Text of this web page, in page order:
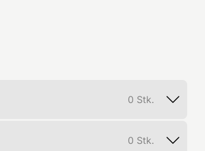
0 Stk.
0 Stk.